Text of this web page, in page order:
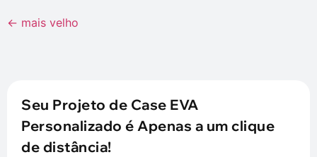
← mais velho
Seu Projeto de Case EVA
Personalizado é Apenas a um clique
de distância!